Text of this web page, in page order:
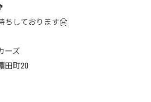
ちしております🤗
ーズ
田町20